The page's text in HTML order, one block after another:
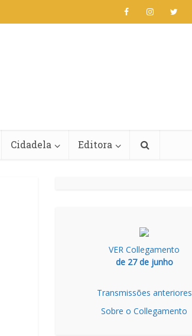
Cidadela Editora
VER Collegamento
de 27 de junho
Transmissões anteriores
Sobre o Collegamento